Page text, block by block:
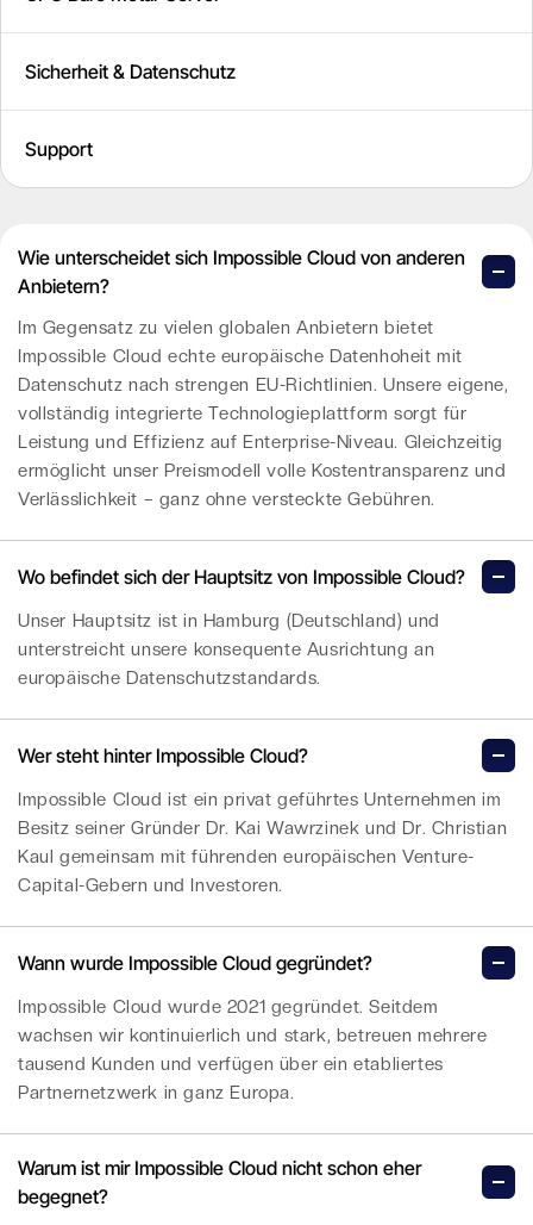
Sicherheit & Datenschutz
Support
Wie unterscheidet sich Impossible Cloud von anderen
Anbietern?
Im Gegensatz zu vielen globalen Anbietern bietet
Impossible Cloud echte europäische Datenhoheit mit
Datenschutz nach strengen EU-Richtlinien. Unsere eigene,
vollständig integrierte Technologieplattform sorgt für
Leistung und Effizienz auf Enterprise-Niveau. Gleichzeitig
ermöglicht unser Preismodell volle Kostentransparenz und
Verlässlichkeit – ganz ohne versteckte Gebühren.
Wo befindet sich der Hauptsitz von Impossible Cloud?
Unser Hauptsitz ist in Hamburg (Deutschland) und
unterstreicht unsere konsequente Ausrichtung an
europäische Datenschutzstandards.
Wer steht hinter Impossible Cloud?
Impossible Cloud ist ein privat geführtes Unternehmen im
Besitz seiner Gründer Dr. Kai Wawrzinek und Dr. Christian
Kaul gemeinsam mit führenden europäischen Venture-
Capital-Gebern und Investoren.
Wann wurde Impossible Cloud gegründet?
Impossible Cloud wurde 2021 gegründet. Seitdem
wachsen wir kontinuierlich und stark, betreuen mehrere
tausend Kunden und verfügen über ein etabliertes
Partnernetzwerk in ganz Europa.
Warum ist mir Impossible Cloud nicht schon eher
begegnet?